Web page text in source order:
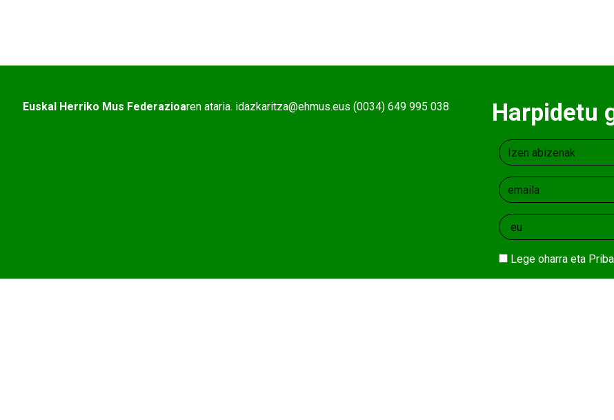
Euskal Herriko Mus Federazioaren ataria. idazkaritza@ehmus.eus (0034) 649 995 038 Harpidetu
Lege oharraeta